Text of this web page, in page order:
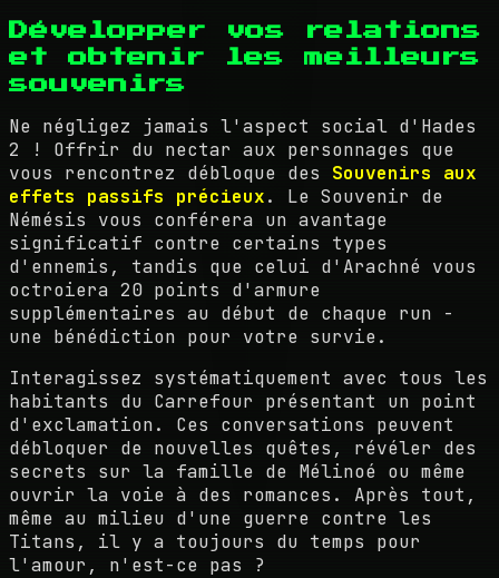
Développer vos relations
et obtenir les meilleurs
souvenirs
Ne négligez jamais l'aspect social d'Hades
2 ! Offrir du nectar aux personnages que
vous rencontrez débloque des Souvenirs aux
effets passifs précieux. Le Souvenir de
Némésis vous conférera un avantage
significatif contre certains types
d'ennemis, tandis que celui d'Arachné vous
octroiera 20 points d'armure
supplémentaires au début de chaque run -
une bénédiction pour votre survie.
Interagissez systématiquement avec tous les
habitants du Carrefour présentant un point
d'exclamation. Ces conversations peuvent
débloquer de nouvelles quêtes, révéler des
secrets sur la famille de Mélinoé ou même
ouvrir la voie à des romances. Après tout,
même au milieu d'une guerre contre les
Titans, il y a toujours du temps pour
l'amour, n'est-ce pas ?